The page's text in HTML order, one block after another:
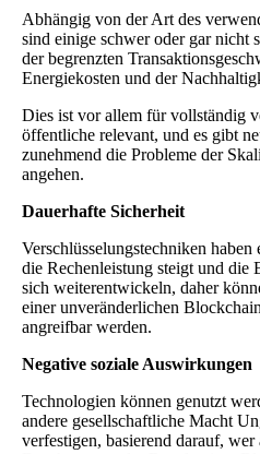
Abhängig von der Art des
sind einige schwer oder gar nicht
der begrenzten
Energiekosten und der
Dies ist vor allem für vollständig
öffentliche relevant, und es gibt
zunehmend die Probleme der
angehen.
Dauerhafte Sicherheit
Verschlüsselungstechniken haben
die Rechenleistung steigt und die
sich weiterentwickeln, daher
einer unveränderlichen
angreifbar werden.
Negative soziale Auswirkungen
Technologien können genutzt
andere gesellschaftliche Macht
verfestigen, basierend darauf,